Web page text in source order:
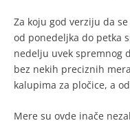
Za koju god verziju da
od ponedeljka do petka
nedelju uvek spremnog
bez nekih preciznih
kalupima za pločice, a
Mere su ovde inače